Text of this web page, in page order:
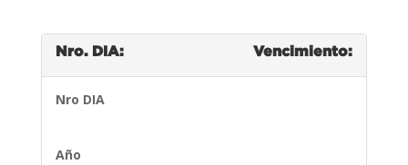
Nro. DIA: Vencimiento:
Nro DIA
Año